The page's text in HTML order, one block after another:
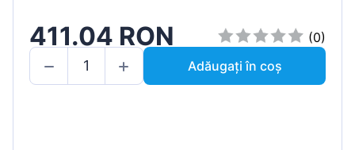
411.04 RON
(0)
Adăugați în coș